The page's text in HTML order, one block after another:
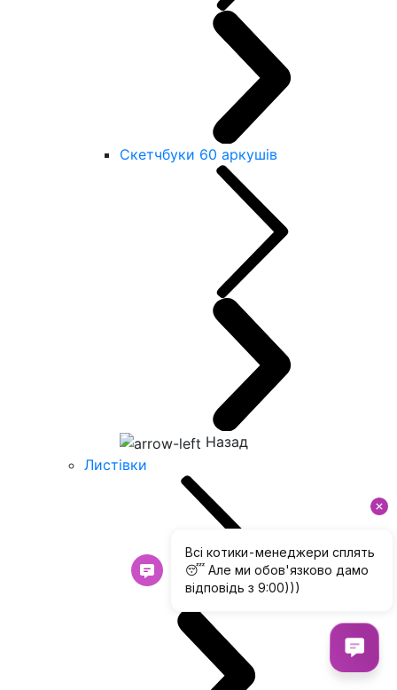
Скетчбуки 60 аркушів
Назад
Листівки